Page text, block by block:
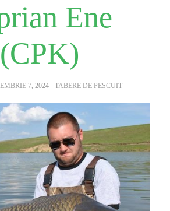
Ene
(CPK)
7, 2024 CATEGORIES:
TABERE DE PESCUIT